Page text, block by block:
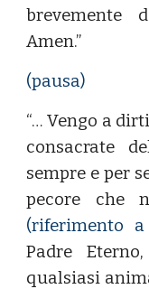
brevemente
Amen.”
(pausa)
“… Vengo a
consacrate
sempre e per
pecore che
(riferimento a
Padre
qualsiasi